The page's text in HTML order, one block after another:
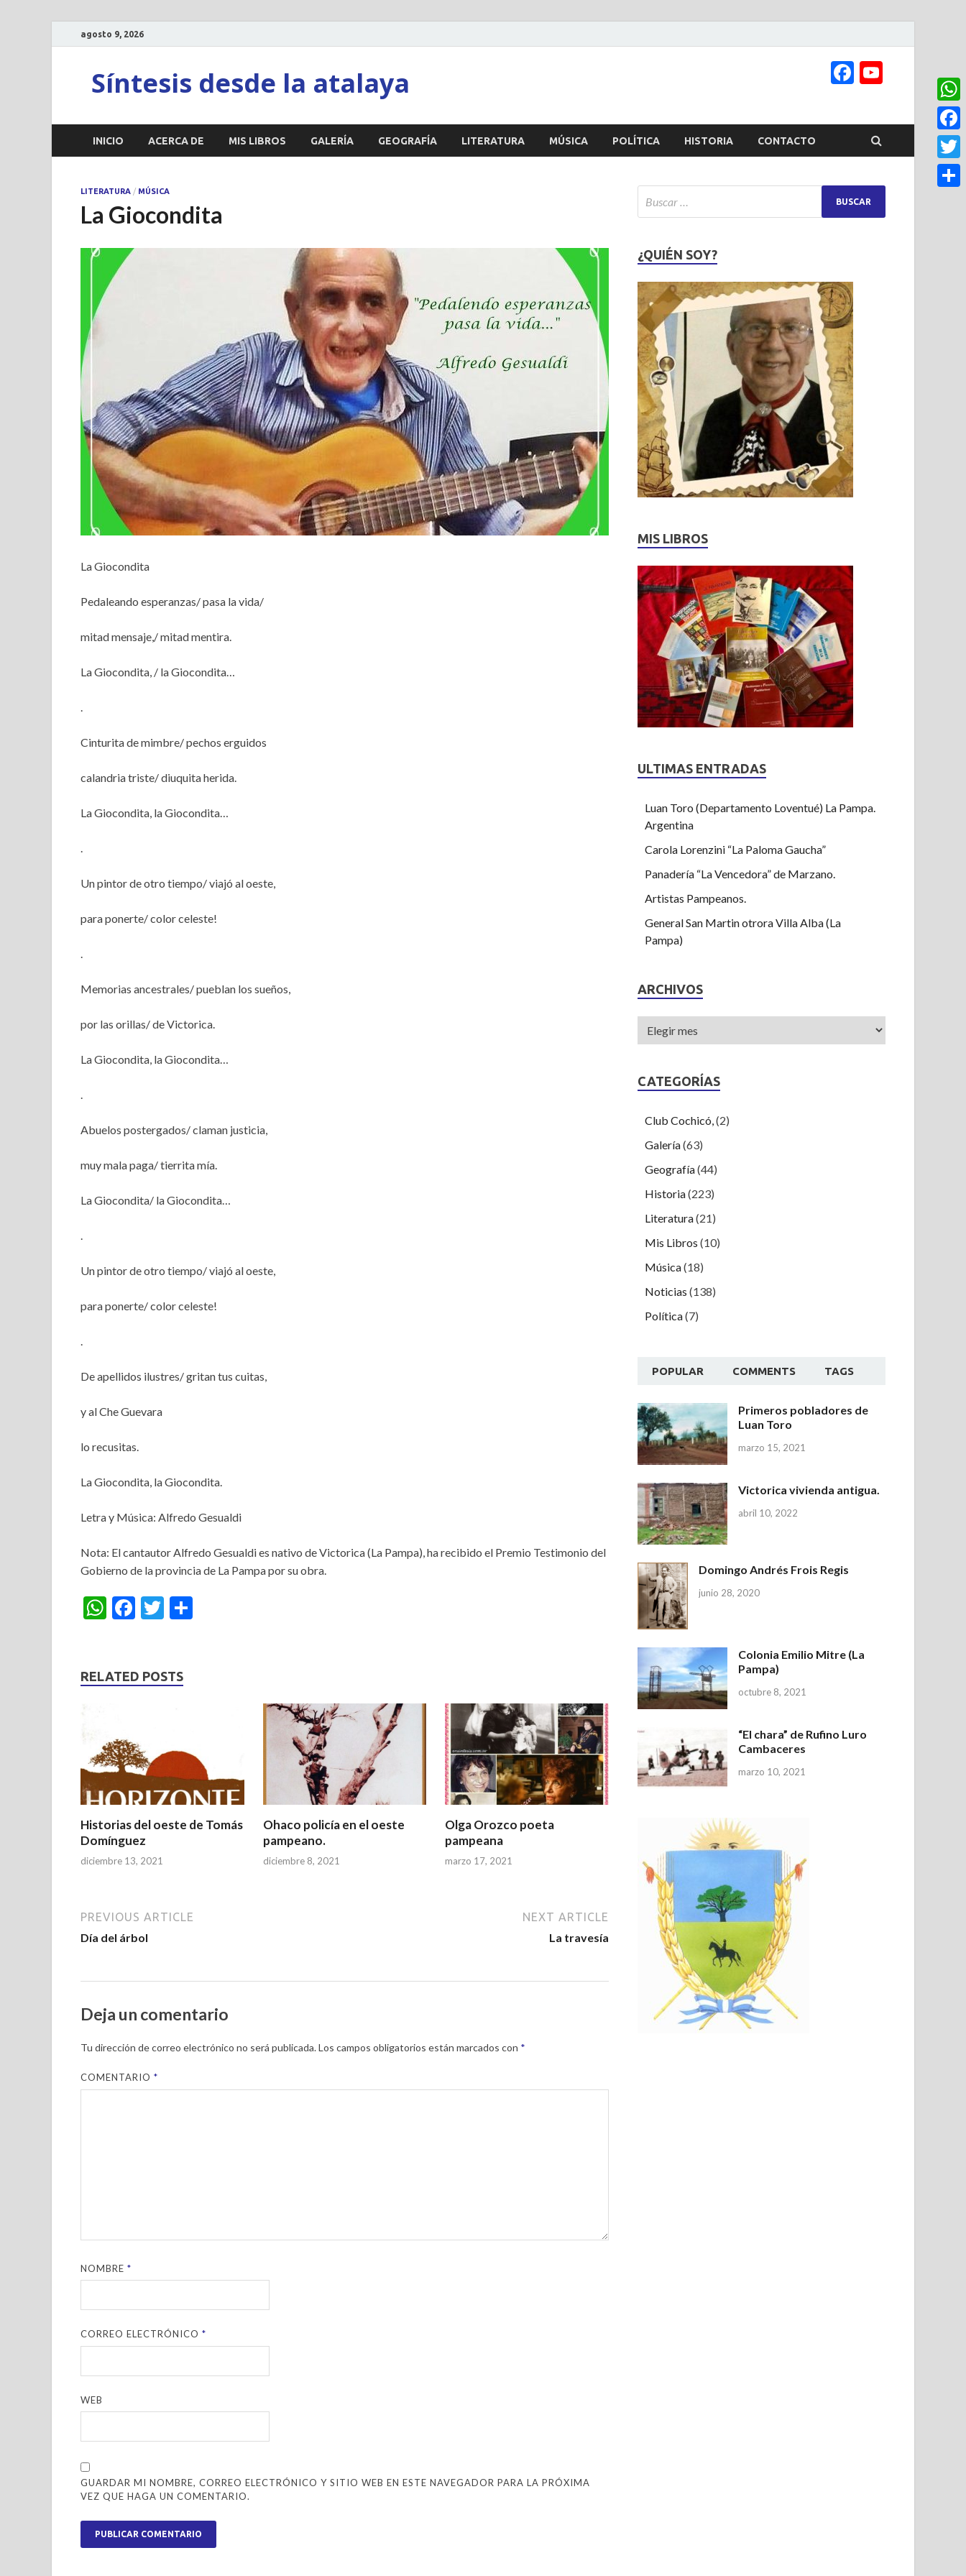
agosto 9, 2026
Síntesis desde la atalaya Facebook
Channel
INICIO ACERCA DE MIS LIBROS GALERÍA GEOGRAFÍA LITERATURA MÚSICA POLÍTICA HISTORIA CONTACTO
LITERATURA / MÚSICA
La Giocondita
La Giocondita
Pedaleando esperanzas/ pasa la vida/
mitad mensaje,/ mitad mentira.
La Giocondita, / la Giocondita…
.
Cinturita de mimbre/ pechos erguidos
calandria triste/ diuquita herida.
La Giocondita, la Giocondita…
.
Un pintor de otro tiempo/ viajó al oeste,
para ponerte/ color celeste!
.
Memorias ancestrales/ pueblan los sueños,
por las orillas/ de Victorica.
La Giocondita, la Giocondita…
.
Abuelos postergados/ claman justicia,
muy mala paga/ tierrita mía.
La Giocondita/ la Giocondita…
.
Un pintor de otro tiempo/ viajó al oeste,
para ponerte/ color celeste!
.
De apellidos ilustres/ gritan tus cuitas,
y al Che Guevara
lo recusitas.
La Giocondita, la Giocondita.
Letra y Música: Alfredo Gesualdi
Nota: El cantautor Alfredo Gesualdi es nativo de Victorica (La Pampa), ha recibido el Premio Testimonio del
Gobierno de la provincia de La Pampa por su obra.
W
s
p
F
b
k
T
er
RELATED POSTS
Historias del oeste de Tomás
Domínguez
diciembre 13, 2021
Ohaco policía en el oeste
pampeano.
diciembre 8, 2021
Olga Orozco poeta
pampeana
marzo 17, 2021
PREVIOUS ARTICLE
Día del árbol
NEXT ARTICLE
La travesía
Deja un comentario
Tu dirección de correo electrónico no será publicada.Los campos obligatorios están marcados con *
COMENTARIO*
NOMBRE*
CORREO ELECTRÓNICO*
WEB
GUARDAR MI NOMBRE, CORREO ELECTRÓNICO Y SITIO WEB EN ESTE NAVEGADOR PARA LA PRÓXIMA
VEZ QUE HAGA UN COMENTARIO.
¿QUIÉN SOY?
MIS LIBROS
ULTIMAS ENTRADAS
Luan Toro (Departamento Loventué) La Pampa.
Argentina
Carola Lorenzini “La Paloma Gaucha”
Panadería “La Vencedora” de Marzano.
Artistas Pampeanos.
General San Martin otrora Villa Alba (La
Pampa)
ARCHIVOS
CATEGORÍAS
Club Cochicó,(2)
Galería(63)
Geografía(44)
Historia(223)
Literatura(21)
Mis Libros (10)
Música(18)
Noticias (138)
Política(7)
POPULAR COMMENTS TAGS
Primeros pobladores de
Luan Toro
marzo 15, 2021
Victorica vivienda antigua.
abril 10, 2022
Domingo Andrés Frois Regis
junio 28, 2020
Colonia Emilio Mitre (La
Pampa)
octubre 8, 2021
“El chara” de Rufino Luro
Cambaceres
marzo 10, 2021